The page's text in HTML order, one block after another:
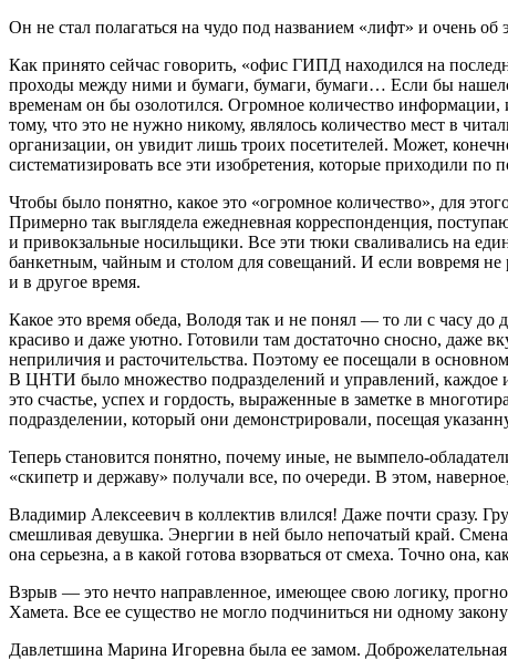
Он не стал полагаться на чудо под названием «лифт» и очень об
Как принято сейчас говорить, «офис ГИПД находился на
проходы между ними и бумаги, бумаги, бумаги… Если бы
временам он бы озолотился. Огромное количество
тому, что это не нужно никому, являлось количество мест в
организации, он увидит лишь троих посетителей. Может,
систематизировать все эти изобретения, которые приходили по
Чтобы было понятно, какое это «огромное количество», для
Примерно так выглядела ежедневная корреспонденция,
и привокзальные носильщики. Все эти тюки сваливались на
банкетным, чайным и столом для совещаний. И если вовремя не
и в другое время.
Какое это время обеда, Володя так и не понял — то ли с часу
красиво и даже уютно. Готовили там достаточно сносно, даже
неприличия и расточительства. Поэтому ее посещали в
В ЦНТИ было множество подразделений и управлений, каждое
это счастье, успех и гордость, выраженные в заметке в
подразделении, который они демонстрировали, посещая
Теперь становится понятно, почему иные, не вымпело-
«скипетр и державу» получали все, по очереди. В этом,
Владимир Алексеевич в коллектив влился! Даже почти сразу.
смешливая девушка. Энергии в ней было непочатый край.
она серьезна, а в какой готова взорваться от смеха. Точно она,
Взрыв — это нечто направленное, имеющее свою логику,
Хамета. Все ее существо не могло подчиниться ни одному
Давлетшина Марина Игоревна была ее замом.